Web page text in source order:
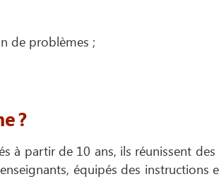
de problèmes ;
?
à partir de 10 ans, ils réunissent
équipés des instructions